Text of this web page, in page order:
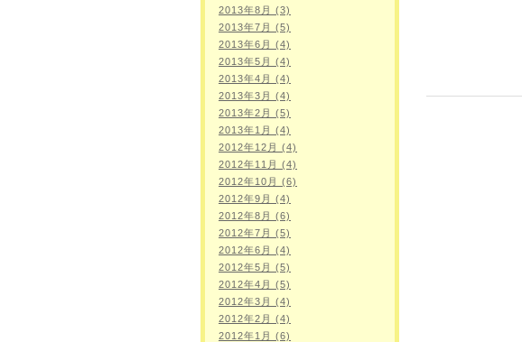
2013年8月 (3)
2013年7月 (5)
2013年6月 (4)
2013年5月 (4)
2013年4月 (4)
2013年3月 (4)
2013年2月 (5)
2013年1月 (4)
2012年12月 (4)
2012年11月 (4)
2012年10月 (6)
2012年9月 (4)
2012年8月 (6)
2012年7月 (5)
2012年6月 (4)
2012年5月 (5)
2012年4月 (5)
2012年3月 (4)
2012年2月 (4)
2012年1月 (6)